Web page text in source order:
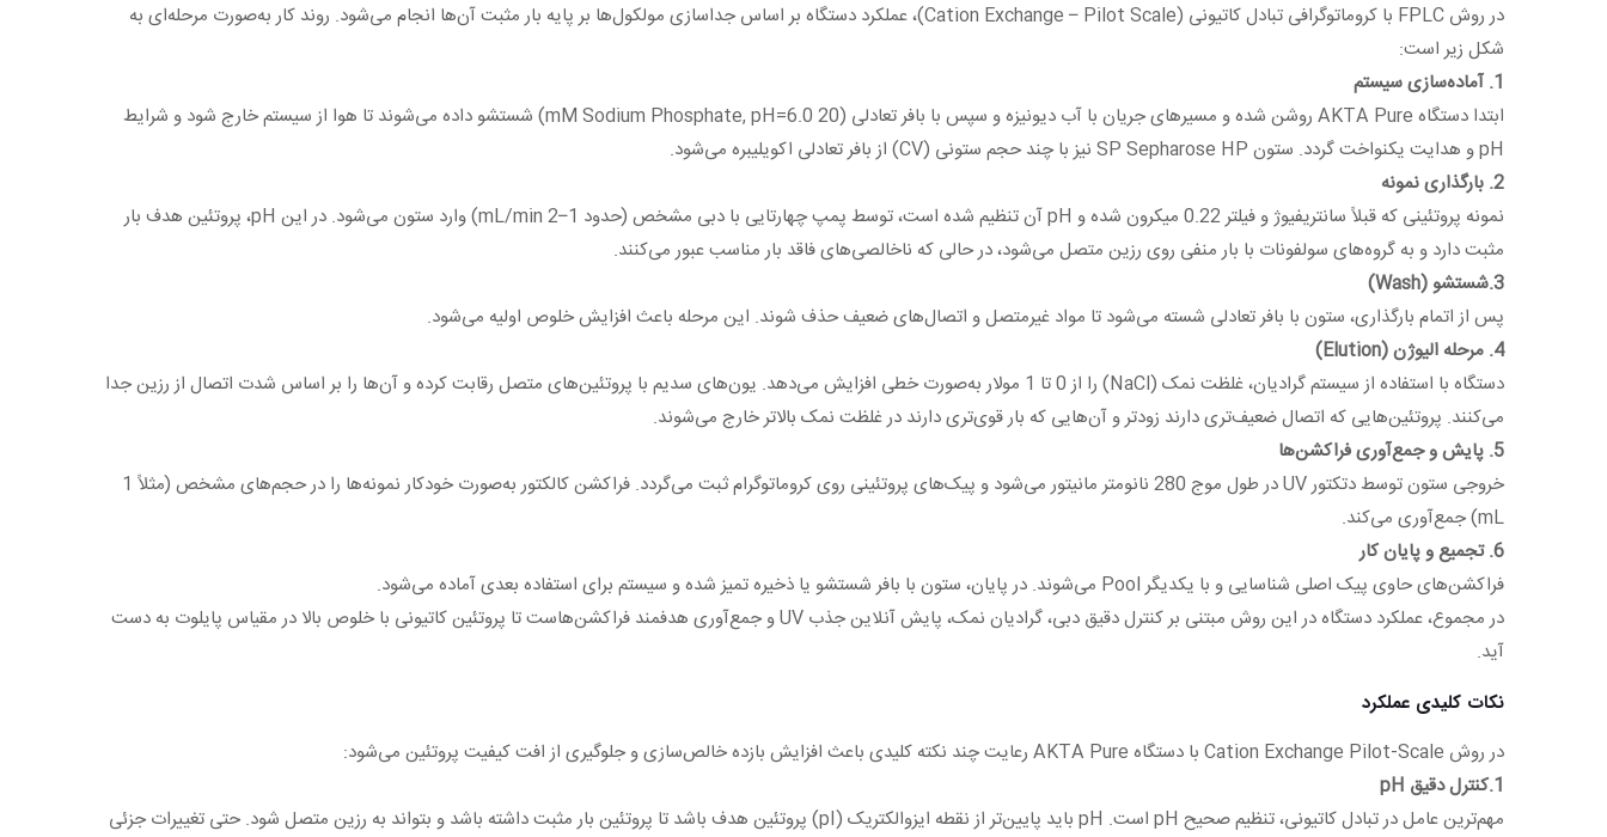
در روش FPLC با کروماتوگرافی تبادل کاتیونی (Cation Exchange – Pilot Scale)، عملکرد دستگاه بر اساس جداسازی مولکول‌ها بر پایه بار مثبت آن‌ها انجام می‌شود. روند کار به‌صورت مرحله‌ای به
شکل زیر است:
1. آماده‌سازی سیستم
ابتدا دستگاه AKTA Pure روشن شده و مسیرهای جریان با آب دیونیزه و سپس با بافر تعادلی (20 mM Sodium Phosphate, pH=6.0) شستشو داده می‌شوند تا هوا از سیستم خارج شود و شرایط
pH و هدایت یکنواخت گردد. ستون SP Sepharose HP نیز با چند حجم ستونی (CV) از بافر تعادلی اکویلیبره می‌شود.
2. بارگذاری نمونه
نمونه پروتئینی که قبلاً سانتریفیوژ و فیلتر 0.22 میکرون شده و pH آن تنظیم شده است، توسط پمپ چهارتایی با دبی مشخص (حدود 1–2 mL/min) وارد ستون می‌شود. در این pH، پروتئین هدف بار
مثبت دارد و به گروه‌های سولفونات با بار منفی روی رزین متصل می‌شود، در حالی که ناخالصی‌های فاقد بار مناسب عبور می‌کنند.
3.شستشو (Wash)
پس از اتمام بارگذاری، ستون با بافر تعادلی شسته می‌شود تا مواد غیرمتصل و اتصال‌های ضعیف حذف شوند. این مرحله باعث افزایش خلوص اولیه می‌شود.
4. مرحله الیوژن (Elution)
دستگاه با استفاده از سیستم گرادیان، غلظت نمک (NaCl) را از 0 تا 1 مولار به‌صورت خطی افزایش می‌دهد. یون‌های سدیم با پروتئین‌های متصل رقابت کرده و آن‌ها را بر اساس شدت اتصال از رزین جدا
می‌کنند. پروتئین‌هایی که اتصال ضعیف‌تری دارند زودتر و آن‌هایی که بار قوی‌تری دارند در غلظت نمک بالاتر خارج می‌شوند.
5. پایش و جمع‌آوری فراکشن‌ها
خروجی ستون توسط دتکتور UV در طول موج 280 نانومتر مانیتور می‌شود و پیک‌های پروتئینی روی کروماتوگرام ثبت می‌گردد. فراکشن کالکتور به‌صورت خودکار نمونه‌ها را در حجم‌های مشخص (مثلاً 1
mL) جمع‌آوری می‌کند.
6. تجمیع و پایان کار
فراکشن‌های حاوی پیک اصلی شناسایی و با یکدیگر Pool می‌شوند. در پایان، ستون با بافر شستشو یا ذخیره تمیز شده و سیستم برای استفاده بعدی آماده می‌شود.
در مجموع، عملکرد دستگاه در این روش مبتنی بر کنترل دقیق دبی، گرادیان نمک، پایش آنلاین جذب UV و جمع‌آوری هدفمند فراکشن‌هاست تا پروتئین کاتیونی با خلوص بالا در مقیاس پایلوت به دست
آید.
نکات کلیدی عملکرد
در روش Cation Exchange Pilot-Scale با دستگاه AKTA Pure رعایت چند نکته کلیدی باعث افزایش بازده خالص‌سازی و جلوگیری از افت کیفیت پروتئین می‌شود:
1.کنترل دقیق pH
مهم‌ترین عامل در تبادل کاتیونی، تنظیم صحیح pH است. pH باید پایین‌تر از نقطه ایزوالکتریک (pI) پروتئین هدف باشد تا پروتئین بار مثبت داشته باشد و بتواند به رزین متصل شود. حتی تغییرات جزئی